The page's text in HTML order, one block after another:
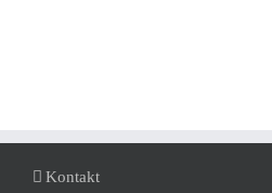
Kontakt